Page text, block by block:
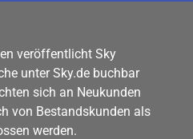
veröffentlicht Sky
unter Sky.de buchbar
sich an Neukunden
von Bestandskunden als
werden.